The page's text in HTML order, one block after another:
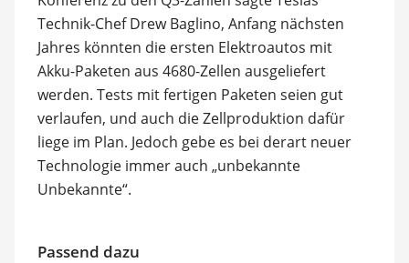
Technik-Chef Drew Baglino, Anfang nächsten
Jahres könnten die ersten Elektroautos mit
Akku-Paketen aus 4680-Zellen ausgeliefert
werden. Tests mit fertigen Paketen seien gut
verlaufen, und auch die Zellproduktion dafür
liege im Plan. Jedoch gebe es bei derart neuer
Technologie immer auch „unbekannte
Unbekannte“.
Passend dazu